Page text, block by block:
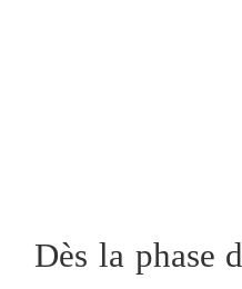
Dès la phase